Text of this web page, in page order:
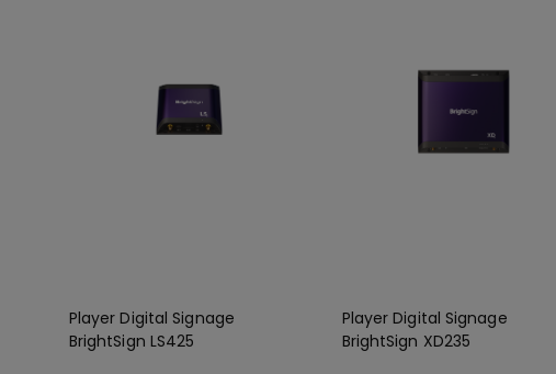
Player Digital Signage
BrightSign LS425
Player Digital Signage
BrightSign XD235